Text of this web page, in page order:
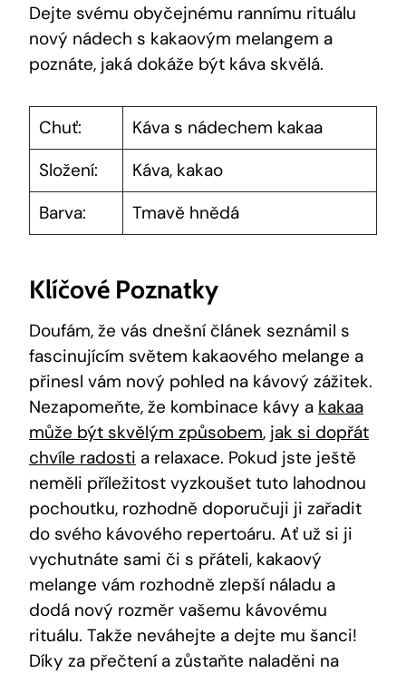
Dejte svému obyčejnému ⁣rannímu rituálu
nový ‌nádech s kakaovým melangem a
poznáte, jaká⁤ dokáže být káva skvělá.
Chuť:
Káva s nádechem kakaa
Složení:
Káva, kakao
Barva:
Tmavě hnědá
Klíčové Poznatky
Doufám, ⁣že vás dnešní článek seznámil‌ s
fascinujícím světem kakaového melange a
přinesl​ vám nový ⁣pohled na kávový ⁤zážitek.
Nezapomeňte, že⁤ kombinace kávy a kakaa
může být skvělým způsobem, jak si dopřát
chvíle radosti a relaxace. Pokud jste​ ještě
neměli příležitost vyzkoušet tuto lahodnou
pochoutku, ‌rozhodně doporučuji ji zařadit
do svého kávového repertoáru. Ať už si ji
vychutnáte sami či ⁢s přáteli, kakaový
melange vám⁤ rozhodně zlepší náladu a
dodá nový rozměr vašemu kávovému
rituálu. Takže neváhejte a dejte mu šanci!
Díky za ⁤přečtení a zůstaňte naladěni na